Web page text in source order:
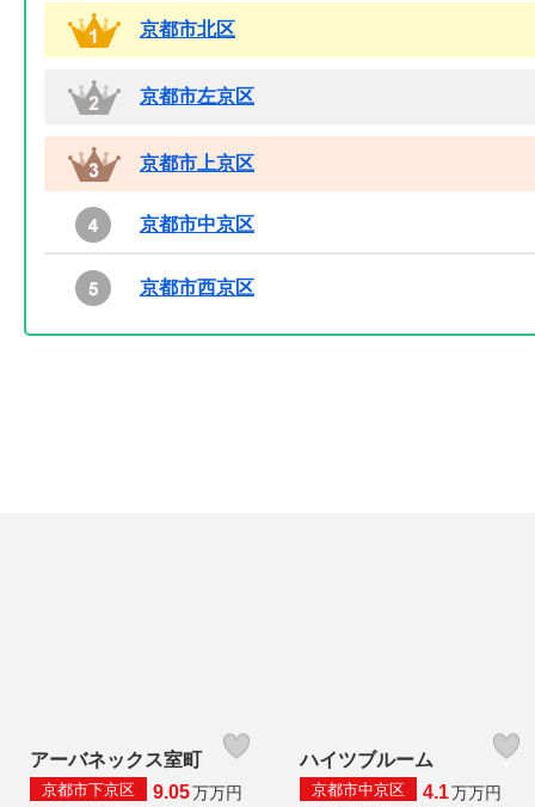
京都市北区
京都市左京区
京都市上京区
京都市中京区
京都市西京区
アーバネックス室町
京都市下京区 9.05万万円
ハイツブルーム
京都市中京区 4.1万万円